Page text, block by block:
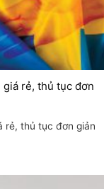
rẻ, thủ tục đơn
rẻ, thủ tục đơn giản